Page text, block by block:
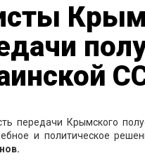
передачи Крымского
и политическое